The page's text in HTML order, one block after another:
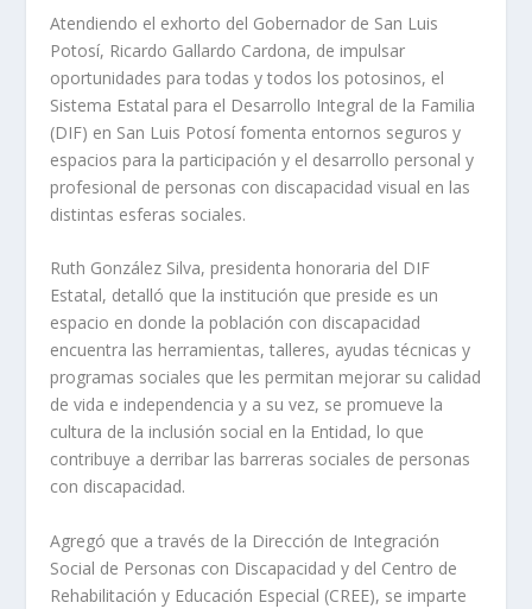
Atendiendo el exhorto del Gobernador de San Luis
Potosí, Ricardo Gallardo Cardona, de impulsar
oportunidades para todas y todos los potosinos, el
Sistema Estatal para el Desarrollo Integral de la Familia
(DIF) en San Luis Potosí fomenta entornos seguros y
espacios para la participación y el desarrollo personal y
profesional de personas con discapacidad visual en las
distintas esferas sociales.
Ruth González Silva, presidenta honoraria del DIF
Estatal, detalló que la institución que preside es un
espacio en donde la población con discapacidad
encuentra las herramientas, talleres, ayudas técnicas y
programas sociales que les permitan mejorar su calidad
de vida e independencia y a su vez, se promueve la
cultura de la inclusión social en la Entidad, lo que
contribuye a derribar las barreras sociales de personas
con discapacidad.
Agregó que a través de la Dirección de Integración
Social de Personas con Discapacidad y del Centro de
Rehabilitación y Educación Especial (CREE), se imparte